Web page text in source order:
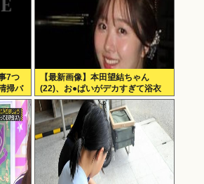
7つ
掃バ
【最新画像】本田望結ちゃん
(22)、お●ぱいがデカすぎて浴衣
が…